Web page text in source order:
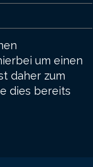
um einen
daher zum
dies bereits